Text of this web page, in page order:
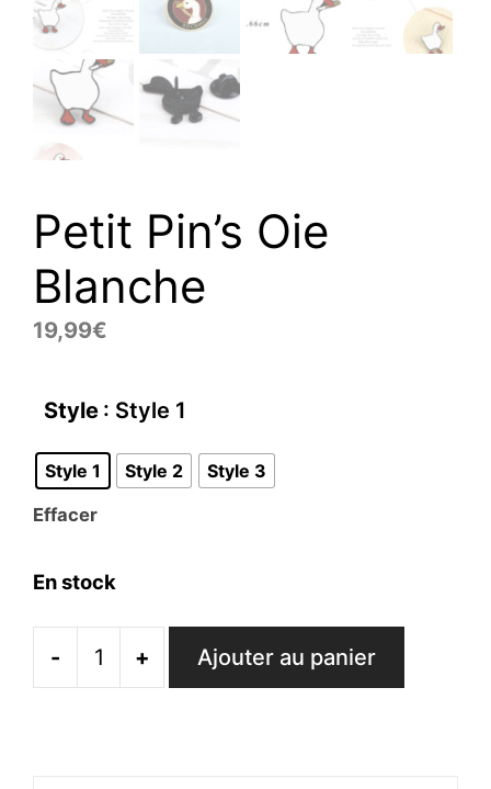
Petit Pin’s Oie
Blanche
19,99€
Style : Style 1
Style 1 Style 2
Style 3
Effacer
En stock
-
quantité
+ Ajouter au panier